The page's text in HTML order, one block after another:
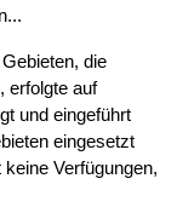
die
erfolgte auf
und eingeführt
eingesetzt
Verfügungen,